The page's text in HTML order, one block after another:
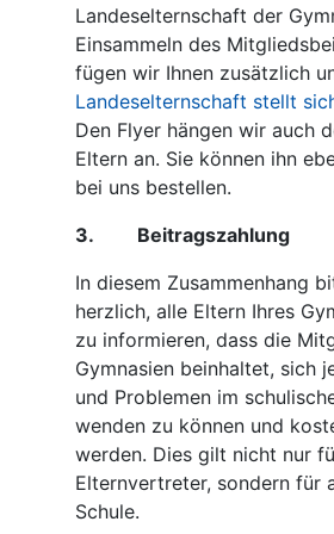
Landeselternschaft der
Einsammeln des
fügen wir Ihnen zusätzlich
Landeselternschaft stellt
Den Flyer hängen wir auch
Eltern an. Sie können ihn
bei uns bestellen.
3. Beitragszahlung
In diesem Zusammenhang
herzlich, alle Eltern Ihres
zu informieren, dass die
Gymnasien beinhaltet, sich
und Problemen im
wenden zu können und
werden. Dies gilt nicht nur
Elternvertreter, sondern für
Schule.